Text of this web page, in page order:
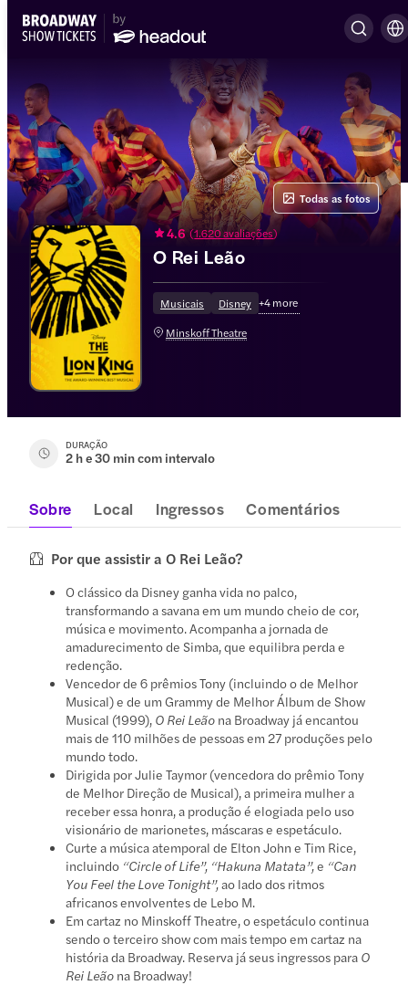
4.6 (1.620 avaliações)
O Rei Leão
Musicais Disney +4more
Minskoff Theatre
Todas as fotos
DURAÇÃO
2 h e 30 min com intervalo
Sobre Local Ingressos Comentários
Por que assistir a O Rei Leão?
O clássico da Disney ganha vida no palco,
transformando a savana em um mundo cheio de cor,
música e movimento. Acompanha a jornada de
amadurecimento de Simba, que equilibra perda e
redenção.
Vencedor de 6 prêmios Tony (incluindo o de Melhor
Musical) e de um Grammy de Melhor Álbum de Show
Musical (1999), O Rei Leão na Broadway já encantou
mais de 110 milhões de pessoas em 27 produções pelo
mundo todo.
Dirigida por Julie Taymor (vencedora do prêmio Tony
de Melhor Direção de Musical), a primeira mulher a
receber essa honra, a produção é elogiada pelo uso
visionário de marionetes, máscaras e espetáculo.
Curte a música atemporal de Elton John e Tim Rice,
incluindo “Circle of Life”, “Hakuna Matata”,e “Can
You Feel the Love Tonight”,ao lado dos ritmos
africanos envolventes de Lebo M.
Em cartaz no Minskoff Theatre, o espetáculo continua
sendo o terceiro show com mais tempo em cartaz na
história da Broadway. Reserva já seus ingressos para O
Rei Leão na Broadway!